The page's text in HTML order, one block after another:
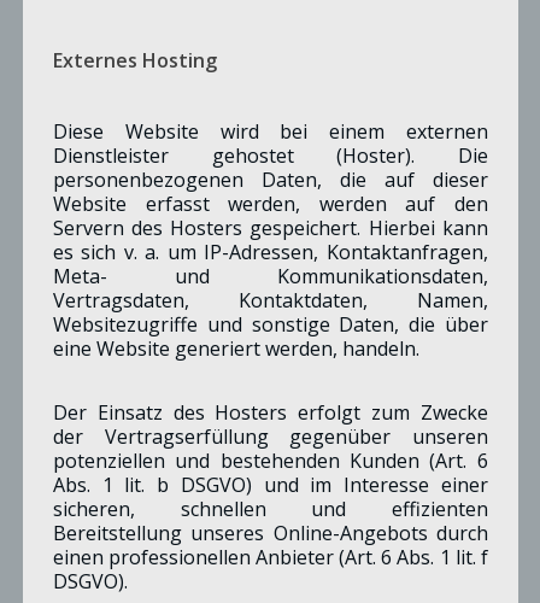
Hensen-Reifgens, Kristina Alice
BEISITZERIN
Externes Hosting
Diese Website wird bei einem externen
Dienstleister gehostet (Hoster). Die
personenbezogenen Daten, die auf dieser
Website erfasst werden, werden auf den
Servern des Hosters gespeichert. Hierbei kann
es sich v. a. um IP-Adressen, Kontaktanfragen,
Meta- und Kommunikationsdaten,
Vertragsdaten, Kontaktdaten, Namen,
Websitezugriffe und sonstige Daten, die über
eine Website generiert werden, handeln.
Der Einsatz des Hosters erfolgt zum Zwecke
der Vertragserfüllung gegenüber unseren
potenziellen und bestehenden Kunden (Art. 6
Abs. 1 lit. b DSGVO) und im Interesse einer
sicheren, schnellen und effizienten
Bereitstellung unseres Online-Angebots durch
einen professionellen Anbieter (Art. 6 Abs. 1 lit. f
DSGVO).